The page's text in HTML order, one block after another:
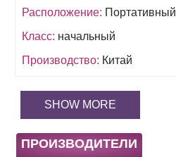
ДАТЧИКИ
Расположение: Портативный
Класс: начальный
Производство: Китай
SHOW MORE
ПРОИЗВОДИТЕЛИ